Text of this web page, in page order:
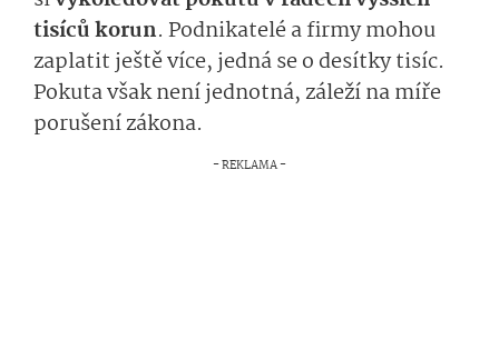
tisíců korun. Podnikatelé a firmy mohou
zaplatit ještě více, jedná se o desítky tisíc.
Pokuta však není jednotná, záleží na míře
porušení zákona.